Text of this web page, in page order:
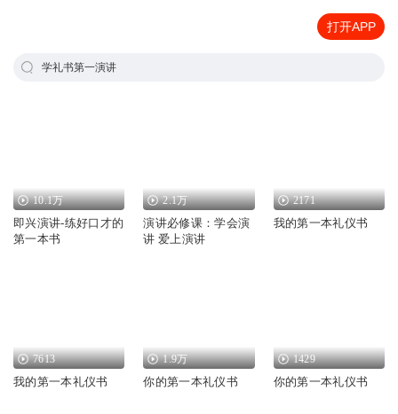
打开APP
学礼书第一演讲
10.1万
即兴演讲-练好口才的
第一本书
2.1万
演讲必修课：学会演
讲 爱上演讲
2171
我的第一本礼仪书
7613
我的第一本礼仪书
1.9万
你的第一本礼仪书
1429
你的第一本礼仪书